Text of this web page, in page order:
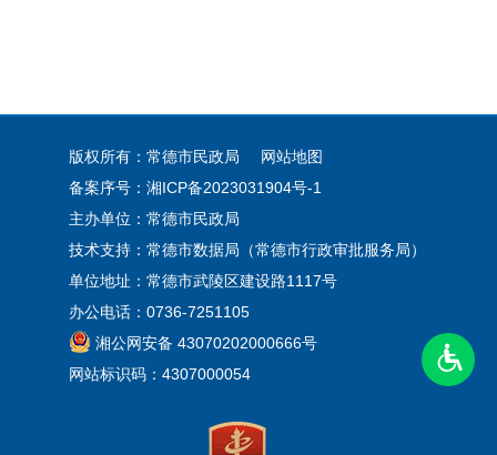
版权所有：常德市民政局
网站地图
备案序号： 湘ICP备2023031904号-1
主办单位：常德市民政局
技术支持：常德市数据局（常德市行政审批服务局）
单位地址：常德市武陵区建设路1117号
办公电话：0736-7251105
湘公网安备 43070202000666号
网站标识码：4307000054